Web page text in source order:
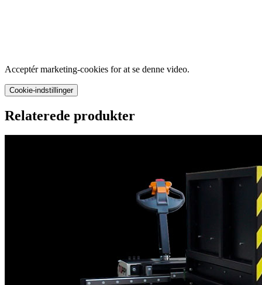
Acceptér marketing-cookies for at se denne video.
Cookie-indstillinger
Relaterede produkter